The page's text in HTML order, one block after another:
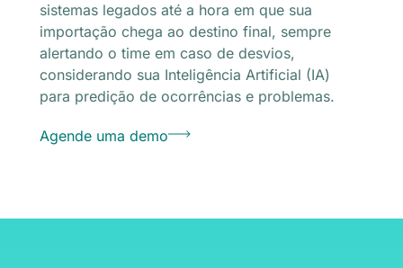
sistemas legados até a hora em que sua
importação chega ao destino final, sempre
alertando o time em caso de desvios,
considerando sua Inteligência Artificial (IA)
para predição de ocorrências e problemas.
Agende uma demo